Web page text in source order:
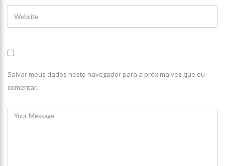
Salvar meus dados neste navegador para a próxima vez que eu
comentar.